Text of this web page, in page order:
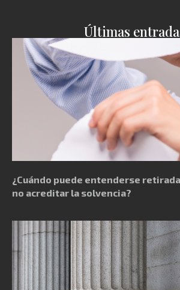
Últimas
¿Cuándo puede entenderse
no acreditar la solvencia?